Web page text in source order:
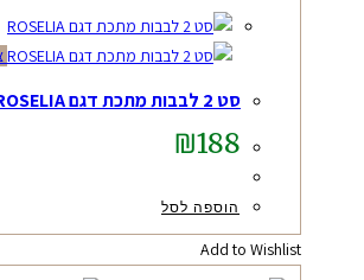
סט 2 לבבות מתכת דגם ROSELIA
₪188
הוספה לסל
Add to Wishlist